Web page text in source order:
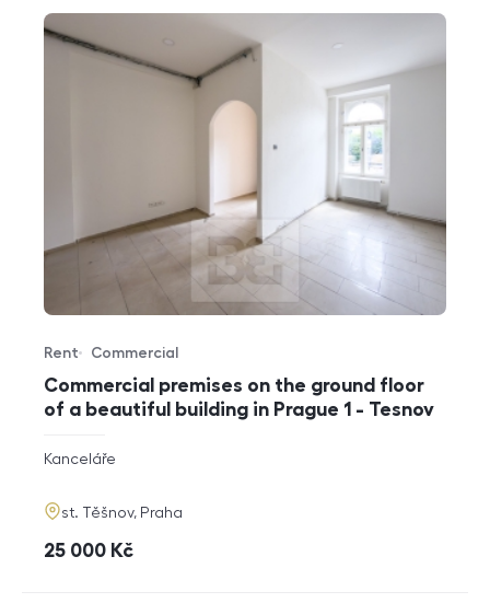
Commercial premises on the ground floor
of a beautiful building in Prague 1 - Tesnov
Offer type
Rent
Property type
Commercial
rozměry
disposition
Kanceláře
adresa
st. Těšnov, Praha
cena
25 000 Kč